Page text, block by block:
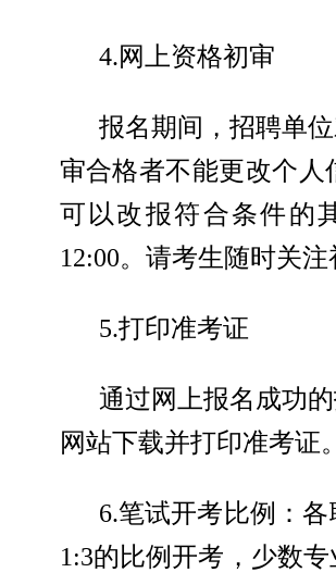
4.网上资格初审
报名期间，招聘单
审合格者不能更改个
可以改报符合条件的
12:00。请考生随时关
5.打印准考证
通过网上报名成功
网站下载并打印准考证
6.笔试开考比例：
1:3的比例开考，少数